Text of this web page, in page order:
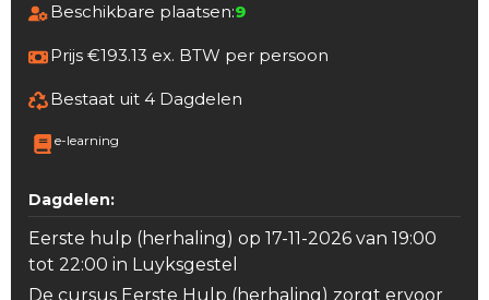
Beschikbare plaatsen:9
Prijs €193.13 ex. BTW per persoon
Bestaat uit 4 Dagdelen
e-learning
Dagdelen:
Eerste hulp (herhaling) op 17-11-2026 van 19:00
tot 22:00 in Luyksgestel
De cursus Eerste Hulp (herhaling) zorgt ervoor